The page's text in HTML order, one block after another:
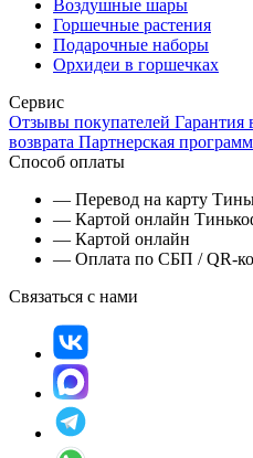
Воздушные шары
Горшечные растения
Подарочные наборы
Орхидеи в горшечках
Сервис
Отзывы покупателей Гарантия
возврата Партнерская
Способ оплаты
— Перевод на карту
— Картой онлайн
— Картой онлайн
— Оплата по СБП / QR-
Связаться с нами